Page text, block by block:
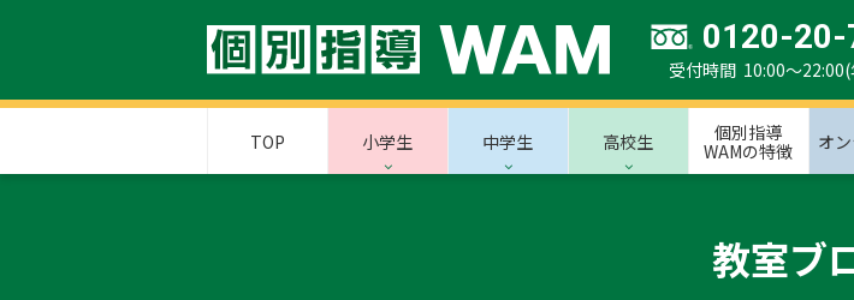
0120-20-
受付時間 10:00～
TOP 小学生 中学生 高校生
個別指導
WAMの特徴
オ
教室ブ